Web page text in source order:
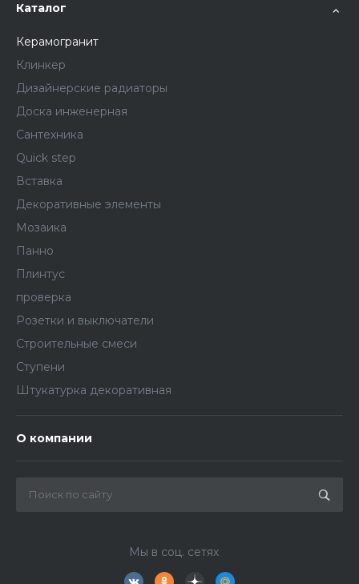
Каталог
Керамогранит
Клинкер
Дизайнерские радиаторы
Доска инженерная
Сантехника
Quick step
Вставка
Декоративные элементы
Мозаика
Панно
Плинтус
проверка
Розетки и выключатели
Строительные смеси
Ступени
Штукатурка декоративная
О компании
Мы в соц. сетях